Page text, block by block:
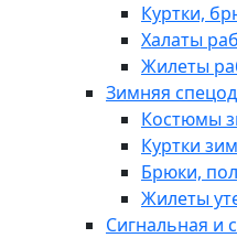
Куртки,
Халаты
Жилеты
Зимняя
Костюмы
Куртки
Брюки,
Жилеты
Сигнальная и